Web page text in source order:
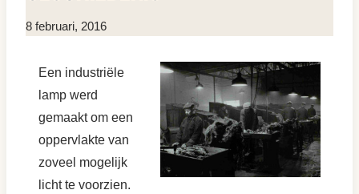
Door
8 februari, 2016
Een industriële
lamp werd
gemaakt om een
oppervlakte van
zoveel mogelijk
licht te voorzien.